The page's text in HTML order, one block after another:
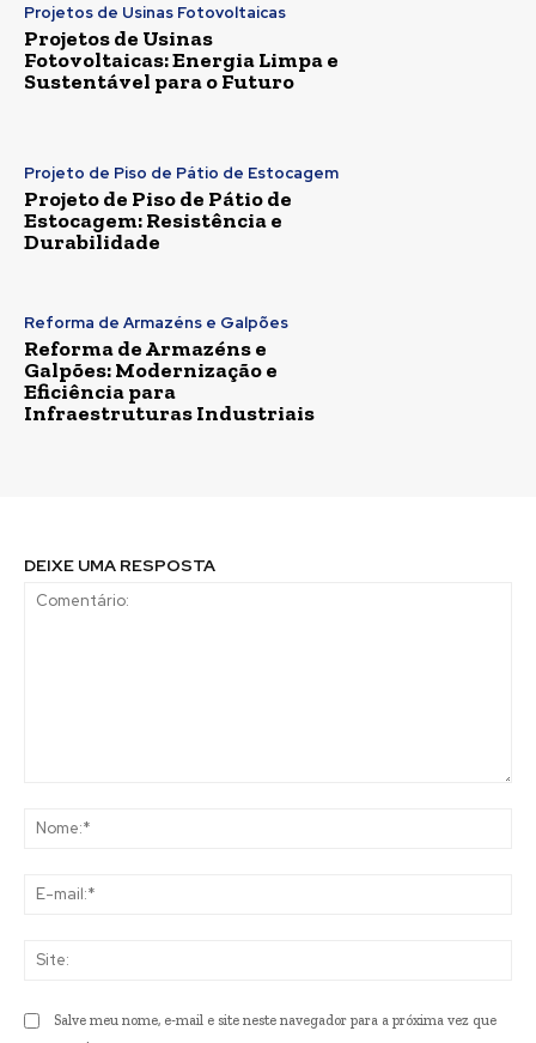
Projetos de Usinas Fotovoltaicas
Projetos de Usinas
Fotovoltaicas: Energia Limpa e
Sustentável para o Futuro
Projeto de Piso de Pátio de Estocagem
Projeto de Piso de Pátio de
Estocagem: Resistência e
Durabilidade
Reforma de Armazéns e Galpões
Reforma de Armazéns e
Galpões: Modernização e
Eficiência para
Infraestruturas Industriais
DEIXE UMA RESPOSTA
Salve meu nome, e-mail e site neste navegador para a próxima vez que